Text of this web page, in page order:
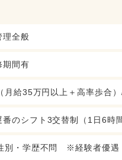
理全般
間有
月給35万円以上＋高率歩合
番のシフト3交替制（1日6時
・学歴不問 ※経験者優遇